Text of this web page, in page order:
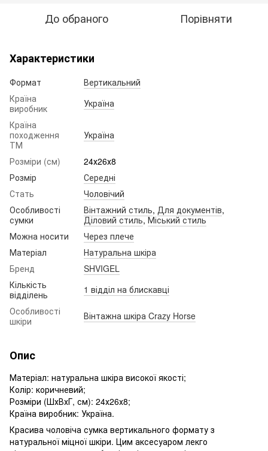
До обраного Порівняти
Характеристики
Формат
Вертикальний
Країна
виробник
Україна
Країна
походження
ТМ
Україна
Розміри (см)
24х26х8
Розмір
Середні
Стать
Чоловічий
Особливості
сумки
Вінтажний стиль, Для документів,
Діловий стиль,Міський стиль
Можна носити
Через плече
Матеріал
Натуральна шкіра
Бренд
SHVIGEL
Кількість
відділень
1 відділ на блискавці
Особливості
шкіри
Вінтажна шкіра Crazy Horse
Опис
Матеріал: натуральна шкіра високої якості;
Колір: коричневий;
Розміри (ШхВхГ, см): 24х26х8;
Країна виробник: Україна.
Красива чоловіча сумка вертикального формату з
натуральної міцної шкіри. Цим аксесуаром лекго